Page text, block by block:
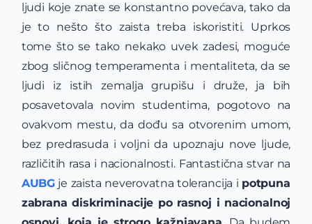
ljudi koje znate se konstantno povećava, tako da
je to nešto što zaista treba iskoristiti. Uprkos
tome što se tako nekako uvek zadesi, moguće
zbog sličnog temperamenta i mentaliteta, da se
ljudi iz istih zemalja grupišu i druže, ja bih
posavetovala novim studentima, pogotovo na
ovakvom mestu, da dođu sa otvorenim umom,
bez predrasuda i voljni da upoznaju nove ljude,
različitih rasa i nacionalnosti. Fantastična stvar na
AUBG je zaista neverovatna tolerancija i potpuna
zabrana diskriminacije po rasnoj i nacionalnoj